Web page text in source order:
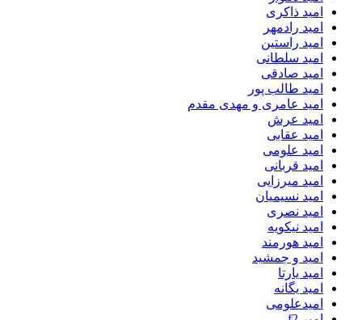
امید ذاکری
امید رادمهر
امید راستین
امید سلطانی
امید صادقی
امید طالب پور
امید عامری و مهدی مقدم
امید عرش
امید عقابی
امید علومی
امید قربانی
امید میرزایی
امید نسیمیان
امید نصری
امید نیکویه
امید هورمند
امید و جمشید
امید یارتا
امید یگانه
امیدعلومی